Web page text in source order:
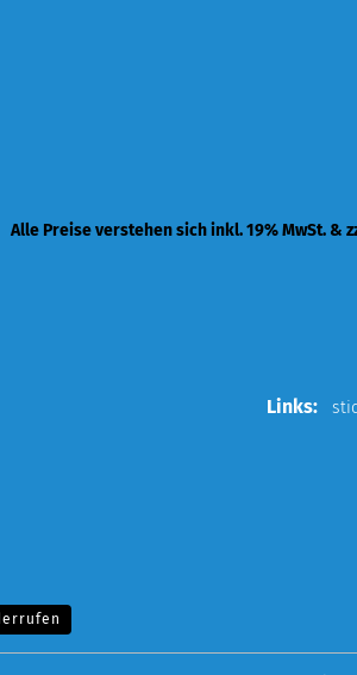
Alle Preise verstehen sich inkl. 19% MwSt. &
Links: